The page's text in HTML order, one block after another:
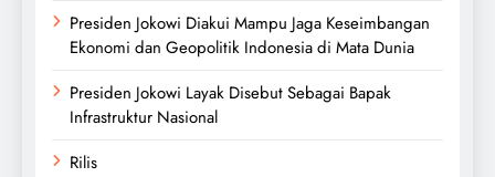
Presiden Jokowi Diakui Mampu Jaga Keseimbangan
Ekonomi dan Geopolitik Indonesia di Mata Dunia
Presiden Jokowi Layak Disebut Sebagai Bapak
Infrastruktur Nasional
Rilis